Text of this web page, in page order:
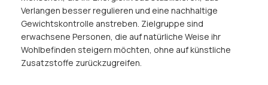
Verlangen besser regulieren und eine nachhaltige
Gewichtskontrolle anstreben. Zielgruppe sind
erwachsene Personen, die auf natürliche Weise ihr
Wohlbefinden steigern möchten, ohne auf künstliche
Zusatzstoffe zurückzugreifen.